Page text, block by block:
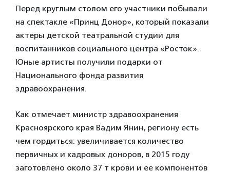
Перед круглым столом его участники побывали
на спектакле «Принц Донор», который показали
актеры детской театральной студии для
воспитанников социального центра «Росток».
Юные артисты получили подарки от
Национального фонда развития
здравоохранения.
Как отмечает министр здравоохранения
Красноярского края Вадим Янин, региону есть
чем гордиться: увеличивается количество
первичных и кадровых доноров, в 2015 году
заготовлено около 37 т крови и ее компонентов